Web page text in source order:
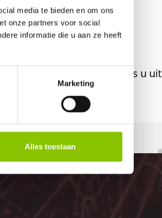
media te bieden en om ons
onze partners voor social
informatie die u aan ze heeft
Marketing
Alles toestaan
uiteraard ook welkom als u uit